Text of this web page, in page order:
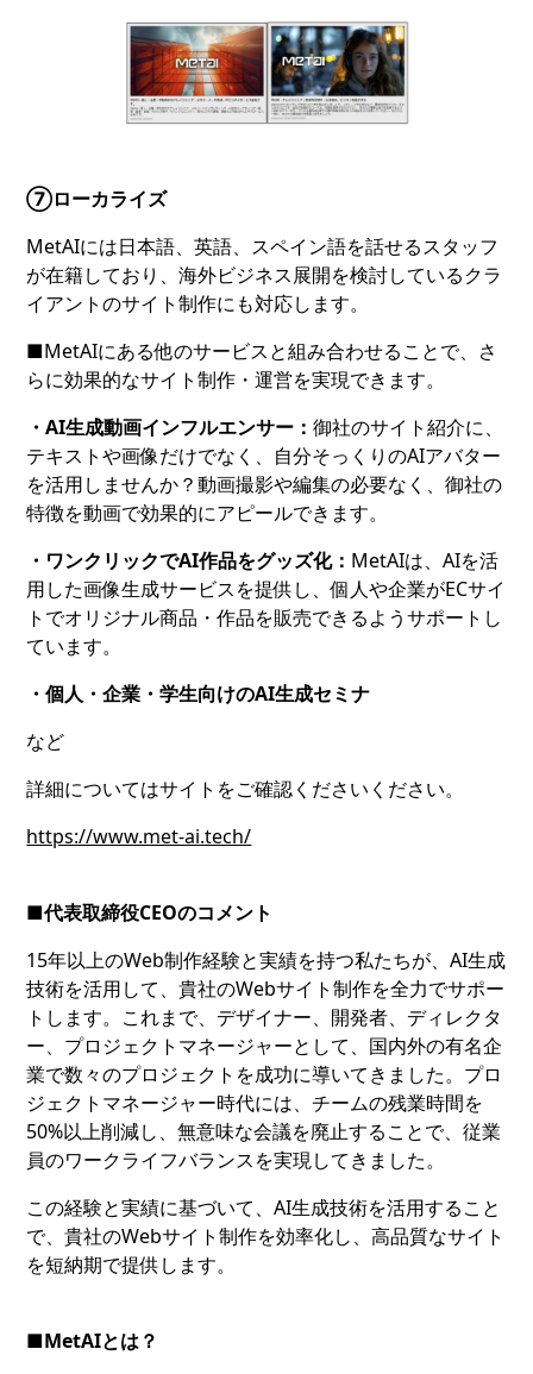
⑦ローカライズ
MetAIには日本語、英語、スペイン語を話せるスタッフ
が在籍しており、海外ビジネス展開を検討しているクラ
イアントのサイト制作にも対応します。
■MetAIにある他のサービスと組み合わせることで、さ
らに効果的なサイト制作・運営を実現できます。
・AI生成動画インフルエンサー：御社のサイト紹介に、
テキストや画像だけでなく、自分そっくりのAIアバター
を活用しませんか？動画撮影や編集の必要なく、御社の
特徴を動画で効果的にアピールできます。
・ワンクリックでAI作品をグッズ化： MetAIは、AIを活
用した画像生成サービスを提供し、個人や企業がECサイ
トでオリジナル商品・作品を販売できるようサポートし
ています。
・個人・企業・学生向けのAI生成セミナ
など
詳細についてはサイトをご確認くださいください。
https://www.met-ai.tech/
■代表取締役CEOのコメント
15年以上のWeb制作経験と実績を持つ私たちが、AI生成
技術を活用して、貴社のWebサイト制作を全力でサポー
トします。これまで、デザイナー、開発者、ディレクタ
ー、プロジェクトマネージャーとして、国内外の有名企
業で数々のプロジェクトを成功に導いてきました。プロ
ジェクトマネージャー時代には、チームの残業時間を
50%以上削減し、無意味な会議を廃止することで、従業
員のワークライフバランスを実現してきました。
この経験と実績に基づいて、AI生成技術を活用すること
で、貴社のWebサイト制作を効率化し、高品質なサイト
を短納期で提供します。
■MetAIとは？